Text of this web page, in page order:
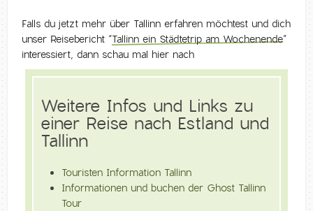
Falls du jetzt mehr über Tallinn erfahren möchtest und dich
unser Reisebericht “Tallinn ein Städtetrip am Wochenende”
interessiert, dann schau mal hier nach
Weitere Infos und Links zu
einer Reise nach Estland und
Tallinn
Touristen Information Tallinn
Informationen und buchen der Ghost Tallinn
Tour